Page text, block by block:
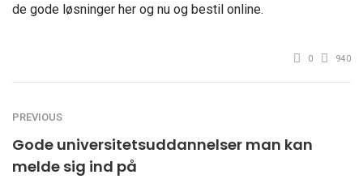
de gode løsninger her og nu og bestil online.
0 940
PREVIOUS
Gode universitetsuddannelser man kan
melde sig ind på